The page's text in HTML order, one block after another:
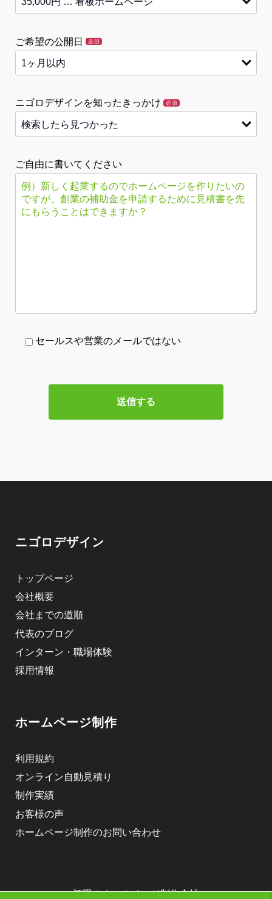
ご希望の公開日 必須
ニゴロデザインを知ったきっかけ 必須
ご自由に書いてください
セールスや営業のメールではない
ニゴロデザイン
トップページ
会社概要
会社までの道順
代表のブログ
インターン・職場体験
採用情報
ホームページ制作
利用規約
オンライン自動見積り
制作実績
お客様の声
ホームページ制作のお問い合わせ
酒田のホームページ制作会社